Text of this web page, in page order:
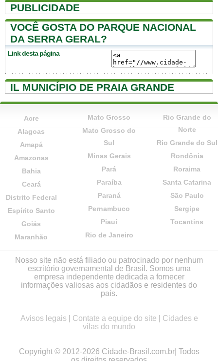
PUBLICIDADE
VOCÊ GOSTA DO PARQUE NACIONAL
DA SERRA GERAL?
Link desta página
IL MUNICÍPIO DE PRAIA GRANDE
Acre
Alagoas
Amapá
Amazonas
Bahia
Ceará
Distrito Federal
Espírito Santo
Goiás
Maranhão
Mato Grosso
Mato Grosso do
Sul
Minas Gerais
Pará
Paraíba
Paraná
Pernambuco
Piauí
Rio de Janeiro
Rio Grande do
Norte
Rio Grande do Sul
Rondônia
Roraima
Santa Catarina
São Paulo
Sergipe
Tocantins
Nosso site não está filiado ou patrocinado por nenhum
escritório governamental de Brasil. Somos uma
empresa independente dedicada a fornecer
informações valiosas aos cidadãos e residentes do
país.
Avisos legais Contate a equipe do site
Cidades e
vilas do mundo
Copyright © 2012-2026 Cidade-Brasil.com.br| Todos